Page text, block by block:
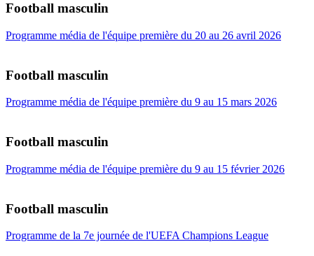
Football masculin
Programme média de l'équipe première du 20 au 26 avril 2026
Football masculin
Programme média de l'équipe première du 9 au 15 mars 2026
Football masculin
Programme média de l'équipe première du 9 au 15 février 2026
Football masculin
Programme de la 7e journée de l'UEFA Champions League